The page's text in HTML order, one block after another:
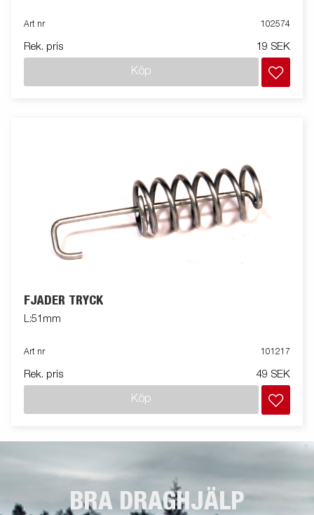
Art nr 102574
Rek. pris 19 SEK
Köp
FJÄDER TRYCK
L:51mm
Art nr 101217
Rek. pris 49 SEK
Köp
BRA DRAGHJÄLP